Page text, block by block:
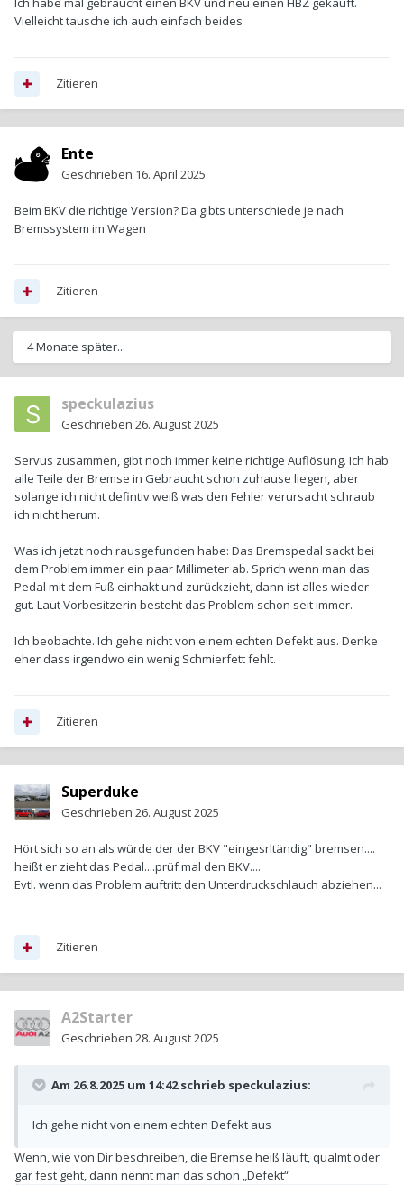
Vielleicht tausche ich auch einfach beides
Zitieren
Ente
Geschrieben 16. April 2025
Beim BKV die richtige Version? Da gibts unterschiede je nach
Bremssystem im Wagen
Zitieren
4 Monate später...
speckulazius
Geschrieben 26. August 2025
Servus zusammen, gibt noch immer keine richtige Auflösung. Ich hab
alle Teile der Bremse in Gebraucht schon zuhause liegen, aber
solange ich nicht defintiv weiß was den Fehler verursacht schraub
ich nicht herum.
Was ich jetzt noch rausgefunden habe: Das Bremspedal sackt bei
dem Problem immer ein paar Millimeter ab. Sprich wenn man das
Pedal mit dem Fuß einhakt und zurückzieht, dann ist alles wieder
gut. Laut Vorbesitzerin besteht das Problem schon seit immer.
Ich beobachte. Ich gehe nicht von einem echten Defekt aus. Denke
eher dass irgendwo ein wenig Schmierfett fehlt.
Zitieren
Superduke
Geschrieben 26. August 2025
Hört sich so an als würde der der BKV "eingesrltändig" bremsen....
heißt er zieht das Pedal....prüf mal den BKV....
Evtl. wenn das Problem auftritt den Unterdruckschlauch abziehen...
Zitieren
A2Starter
Geschrieben 28. August 2025
Am 26.8.2025 um 14:42 schrieb speckulazius:
Ich gehe nicht von einem echten Defekt aus
Wenn, wie von Dir beschreiben, die Bremse heiß läuft, qualmt oder
gar fest geht, dann nennt man das schon „Defekt“